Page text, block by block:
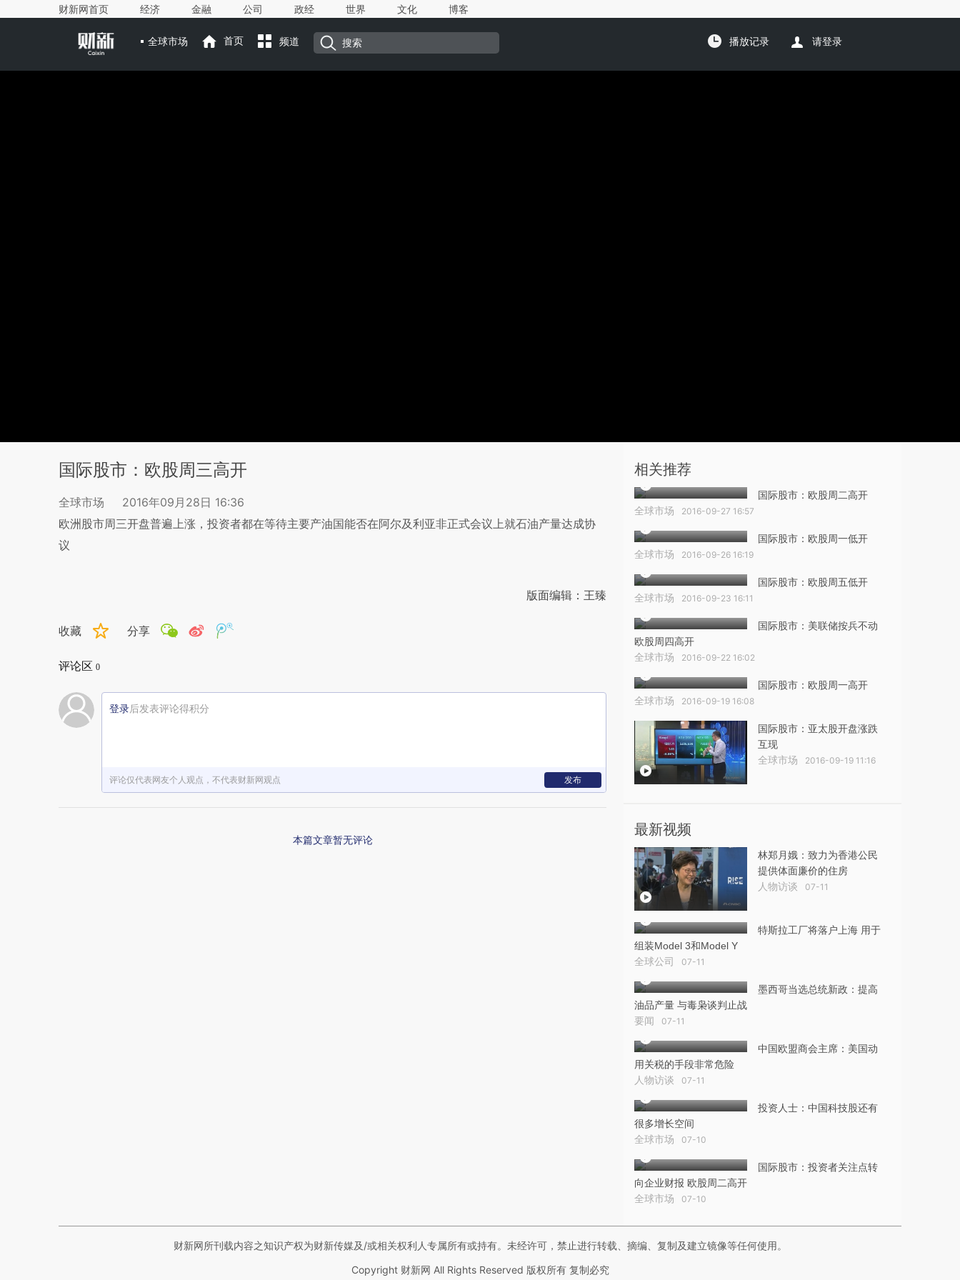
财新网首页 经济 金融 公司 政经 世界 文化 博客
全球市场 首页 频道 播放记录 请登录
国际股市：欧股周三高开
全球市场
2016年09月28日 16:36
欧洲股市周三开盘普遍上涨，投资者都在等待主要产油国能否在阿尔及利亚非正式会议上就石油产量达成协
议
版面编辑：王臻
收藏 分享
评论区 0
登录后发表评论得积分
评论仅代表网友个人观点，不代表财新网观点 发布
本篇文章暂无评论
相关推荐
国际股市：欧股周二高开
全球市场 2016-09-27 16:57
国际股市：欧股周一低开
全球市场 2016-09-26 16:19
国际股市：欧股周五低开
全球市场 2016-09-23 16:11
国际股市：美联储按兵不动
欧股周四高开
全球市场 2016-09-22 16:02
国际股市：欧股周一高开
全球市场 2016-09-19 16:08
国际股市：亚太股开盘涨跌
互现
全球市场 2016-09-19 11:16
最新视频
林郑月娥：致力为香港公民
提供体面廉价的住房
人物访谈 07-11
特斯拉工厂将落户上海 用于
组装Model 3和Model Y
全球公司 07-11
墨西哥当选总统新政：提高
油品产量 与毒枭谈判止战
要闻 07-11
中国欧盟商会主席：美国动
用关税的手段非常危险
人物访谈 07-11
投资人士：中国科技股还有
很多增长空间
全球市场 07-10
国际股市：投资者关注点转
向企业财报 欧股周二高开
全球市场 07-10
财新网所刊载内容之知识产权为财新传媒及/或相关权利人专属所有或持有。未经许可，禁止进行转载、摘编、复制及建立镜像等任何使用。
Copyright 财新网 All Rights Reserved 版权所有 复制必究